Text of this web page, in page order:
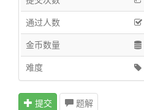
通过人数
金币数量
难度
提交 题解